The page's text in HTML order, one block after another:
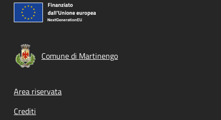
Comune di Martinengo
Footer menu
Area riservata
Crediti